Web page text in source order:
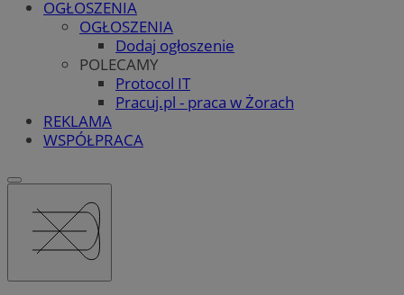
OGŁOSZENIA
OGŁOSZENIA
Dodaj ogłoszenie
POLECAMY
Protocol IT
Pracuj.pl - praca w Żorach
REKLAMA
WSPÓŁPRACA